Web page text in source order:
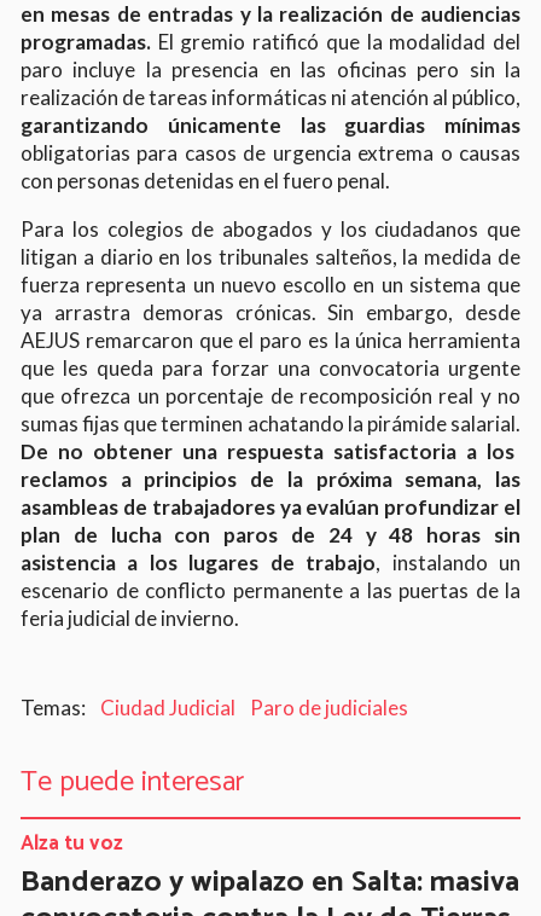
en mesas de entradas y la realización de audiencias
programadas. El gremio ratificó que la modalidad del
paro incluye la presencia en las oficinas pero sin la
realización de tareas informáticas ni atención al público,
garantizando únicamente las guardias mínimas
obligatorias para casos de urgencia extrema o causas
con personas detenidas en el fuero penal.
Para los colegios de abogados y los ciudadanos que
litigan a diario en los tribunales salteños, la medida de
fuerza representa un nuevo escollo en un sistema que
ya arrastra demoras crónicas. Sin embargo, desde
AEJUS remarcaron que el paro es la única herramienta
que les queda para forzar una convocatoria urgente
que ofrezca un porcentaje de recomposición real y no
sumas fijas que terminen achatando la pirámide salarial.
De no obtener una respuesta satisfactoria a los
reclamos a principios de la próxima semana, las
asambleas de trabajadores ya evalúan profundizar el
plan de lucha con paros de 24 y 48 horas sin
asistencia a los lugares de trabajo, instalando un
escenario de conflicto permanente a las puertas de la
feria judicial de invierno.
Ciudad Judicial Paro de judiciales
Te puede interesar
Banderazo y wipalazo en Salta: masiva
Alza tu voz